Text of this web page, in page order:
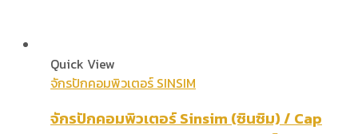
Quick View
จักรปักคอมพิวเตอร์ SINSIM
จักรปักคอมพิวเตอร์ Sinsim (ซินซิม) / Cap